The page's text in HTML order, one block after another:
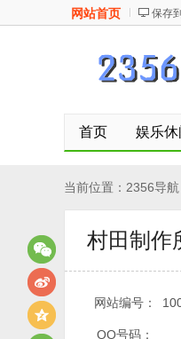
网站首页 保存
首页 娱乐休
当前位置： 2356导航
村田制作
网站编号：
QQ号码：